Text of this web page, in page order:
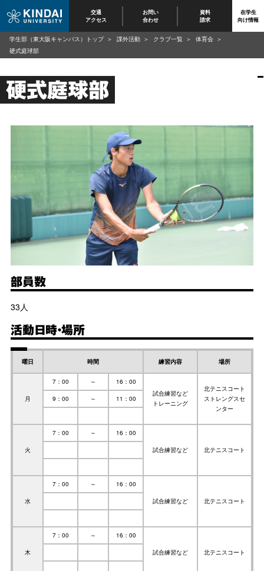
交通
アクセス
お問い
合わせ
資料
請求
在学生
向け情報
硬式庭球部
部員数
33人
活動日時・場所
曜日 時間 練習内容 場所
月
7：00 ～
16：00
試合練習など
トレーニング
北テニスコート
ストレングスセ
ンター
9：00 ～ 11：00
火
7：00 ～ 16：00
試合練習など 北テニスコート
水
7：00 ～ 16：00
試合練習など 北テニスコート
木
7：00 ～ 16：00
試合練習など 北テニスコート
学生部（東大阪キャンパス）トップ 課外活動 クラブ一覧
体育会
硬式庭球部